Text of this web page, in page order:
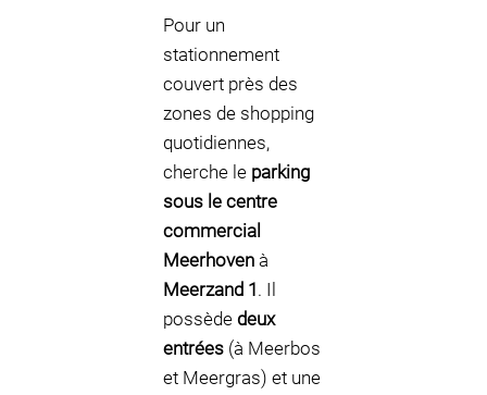
Pour un
stationnement
couvert près des
zones de shopping
quotidiennes,
cherche le parking
sous le centre
commercial
Meerhoven à
Meerzand 1. Il
possède deux
entrées (à Meerbos
et Meergras) et une